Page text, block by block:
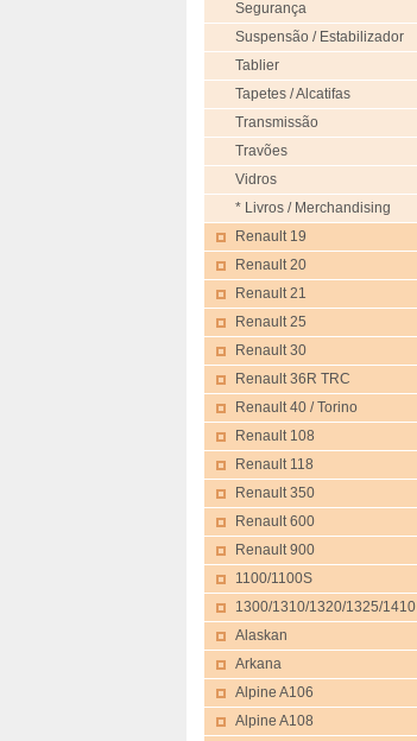
Segurança
Suspensão / Estabilizador
Tablier
Tapetes / Alcatifas
Transmissão
Travões
Vidros
* Livros / Merchandising
Renault 19
Renault 20
Renault 21
Renault 25
Renault 30
Renault 36R TRC
Renault 40 / Torino
Renault 108
Renault 118
Renault 350
Renault 600
Renault 900
1100/1100S
1300/1310/1320/1325/1410
Alaskan
Arkana
Alpine A106
Alpine A108